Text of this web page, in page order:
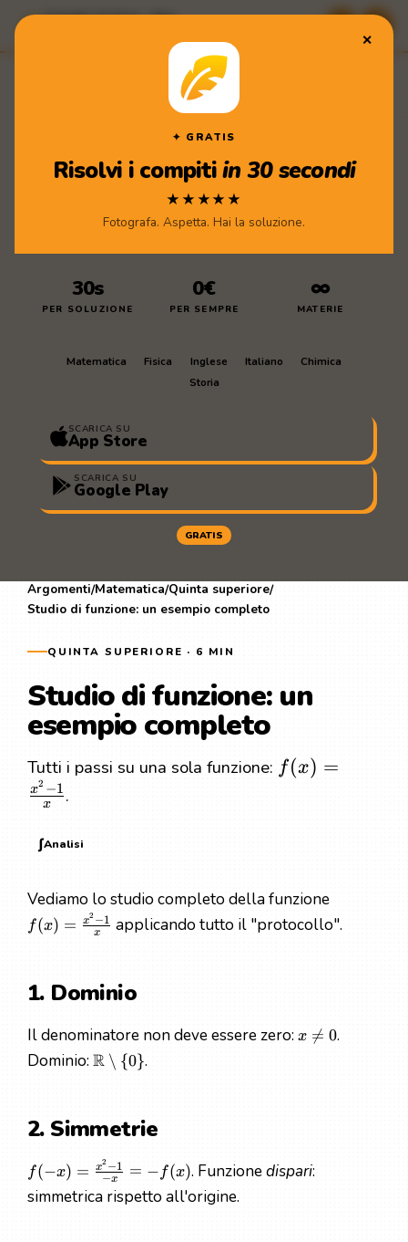
Compiti di Casa · App
✕
✦ GRATIS
Risolvi i compitiin 30 secondi
★★★★★
Fotografa. Aspetta. Hai la soluzione.
30s
PER SOLUZIONE
0€
PER SEMPRE
∞
MATERIE
Matematica Fisica Inglese Italiano
Chimica
Storia
SCARICA SU
App Store
SCARICA SU
Google Play
GRATIS
Argomenti/Matematica/Quinta superiore/
Studio di funzione: un esempio completo
QUINTA SUPERIORE · 6 MIN
Studio di funzione: un
esempio completo
Tutti i passi su una sola funzione: f(x) =
x
x2 −1 .
∫Analisi
Vediamo lo studio completo della funzione
f(x) = x
x2 −1 applicando tutto il "protocollo".
1. Dominio
Il denominatore non deve essere zero: x 
= 0.
Dominio: R ∖ {0}.
2. Simmetrie
f(−x) = −x
x2 −1 = − f(x). Funzionedispari:
simmetrica rispetto all'origine.